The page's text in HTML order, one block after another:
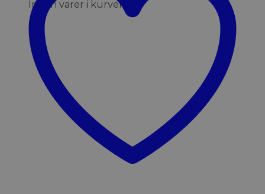
Ingen varer i kurven.